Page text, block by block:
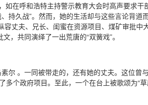
在呼和浩特主持警示教育大会时高声要求干
持久战”。然而，她的生活却与这些言论背道
丈夫、兄长、闺蜜在资源项目、煤矿审批中
，共同演绎了一出荒唐的“双簧戏”。
尔 。一同被带走的，还有她的丈夫。这位曾
个政府项目。至此，一个在台上被歌颂为“草